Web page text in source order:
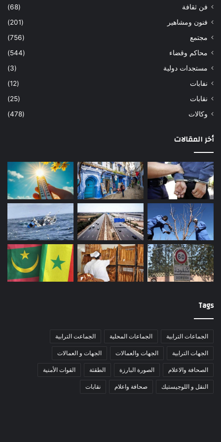
فن ثقافة
(68)
فنون ومشاهير
(201)
مجتمع
(756)
محاكم وقضاء
(544)
مستجدات دولية
(3)
نفابات
(12)
نقابات
(25)
وكالات
(478)
أخر المقالات
Tags
الجماعات الترابية الجماعات المحلية الجماعت الترابية
الجهات الترابية الجهات والعمالات الجهات و العمالات
الصحافة والاعلام الصورة البارزة الطقثة القوات الأمنية
النقل و اللوجيستيك صحافة واعلام نقابات